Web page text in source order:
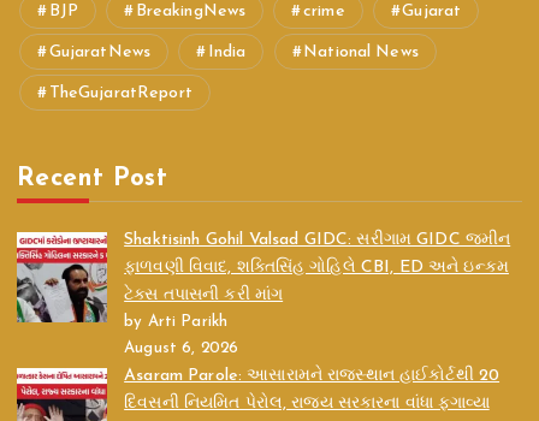
BJP BreakingNews crime Gujarat
GujaratNews India National News
TheGujaratReport
Recent Post
Shaktisinh Gohil Valsad GIDC: સરીગામ GIDC જમીન
ફાળવણી વિવાદ, શક્તિસિંહ ગોહિલે CBI, ED અને ઇન્કમ
ટેક્સ તપાસની કરી માંગ
by Arti Parikh
August 6, 2026
Asaram Parole: આસારામને રાજસ્થાન હાઈકોર્ટથી 20
દિવસની નિયમિત પેરોલ, રાજ્ય સરકારના વાંધા ફગાવ્યા